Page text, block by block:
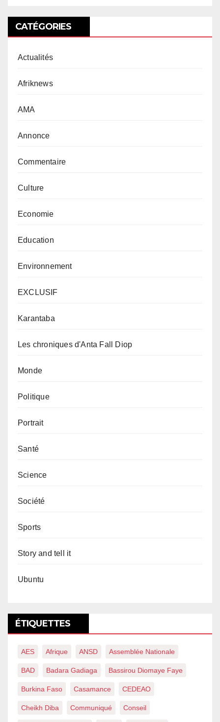
CATÉGORIES
Actualités
Afriknews
AMA
Annonce
Commentaire
Culture
Economie
Education
Environnement
EXCLUSIF
Karantaba
Les chroniques d'Anta Fall Diop
Monde
Politique
Portrait
Santé
Science
Société
Sports
Story and tell it
Ubuntu
ÉTIQUETTES
AES Afrique ANSD Assemblée Nationale
BAD Badara Gadiaga Bassirou Diomaye Faye
Burkina Faso Casamance CEDEAO
Cheikh Diba Communiqué Conseil